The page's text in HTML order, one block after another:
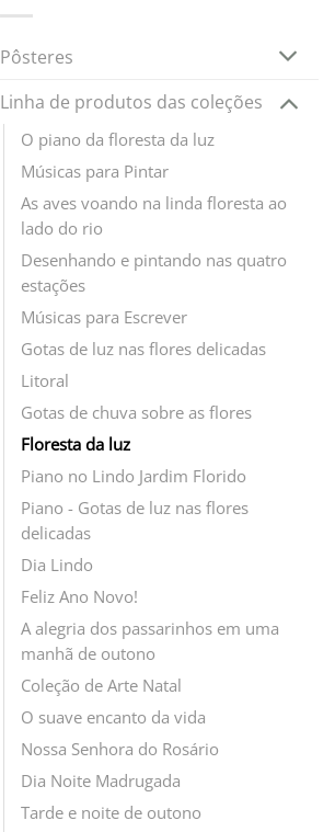
Pôsteres
Linha de produtos das coleções
O piano da floresta da luz
Músicas para Pintar
As aves voando na linda floresta ao
lado do rio
Desenhando e pintando nas quatro
estações
Músicas para Escrever
Gotas de luz nas flores delicadas
Litoral
Gotas de chuva sobre as flores
Floresta da luz
Piano no Lindo Jardim Florido
Piano - Gotas de luz nas flores
delicadas
Dia Lindo
Feliz Ano Novo!
A alegria dos passarinhos em uma
manhã de outono
Coleção de Arte Natal
O suave encanto da vida
Nossa Senhora do Rosário
Dia Noite Madrugada
Tarde e noite de outono